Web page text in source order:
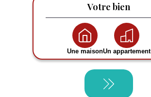
Votre bien
Une maisonUn appartement